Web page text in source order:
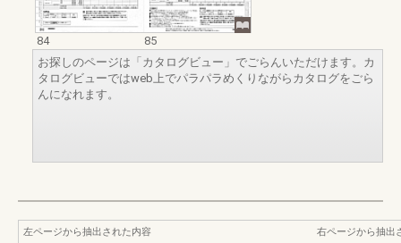
84
85
お探しのページは「カタログビュー」でごらんいただけます。カ
タログビューではweb上でパラパラめくりながらカタログをごら
んになれます。
左ページから抽出された内容
右ページから抽出